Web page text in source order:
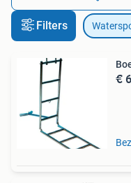
Filters
€